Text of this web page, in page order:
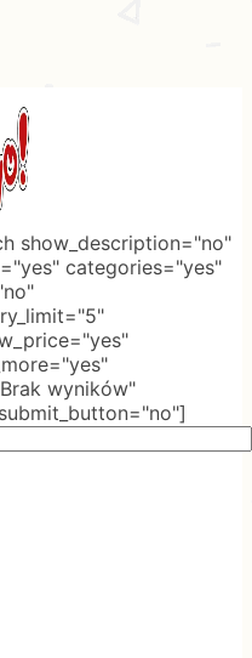
show_description="no"
categories="yes"
wyników"